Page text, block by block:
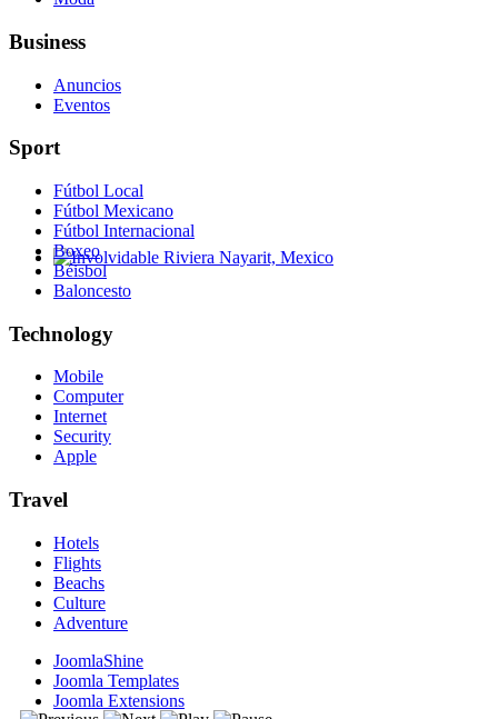
Involvidable Riviera Nayarit, Mexico
Business
Anuncios
Eventos
Sport
Fútbol Local
Fútbol Mexicano
Fútbol Internacional
Boxeo
Béisbol
Baloncesto
Technology
Mobile
Computer
Internet
Security
Apple
Travel
Hotels
Flights
Beachs
Culture
Adventure
JoomlaShine
Joomla Templates
Joomla Extensions